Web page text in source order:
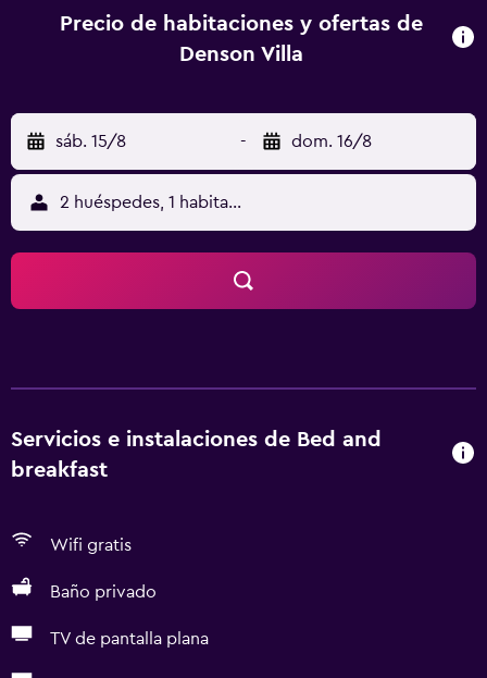
Precio de habitaciones y ofertas de
Denson Villa
sáb. 15/8 - dom. 16/8
2 huéspedes, 1 habitación
Servicios e instalaciones de Bed and
breakfast
Wifi gratis
Baño privado
TV de pantalla plana